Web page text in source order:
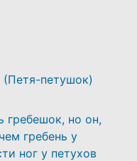
(Петя-петушок)
гребешок, но он,
гребень у
ног у петухов